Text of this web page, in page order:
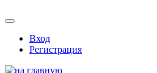
Вход
Регистрация